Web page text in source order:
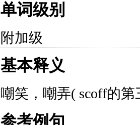
单词级别
附加级
基本释义
嘲笑，嘲弄( scoff的
参考例句